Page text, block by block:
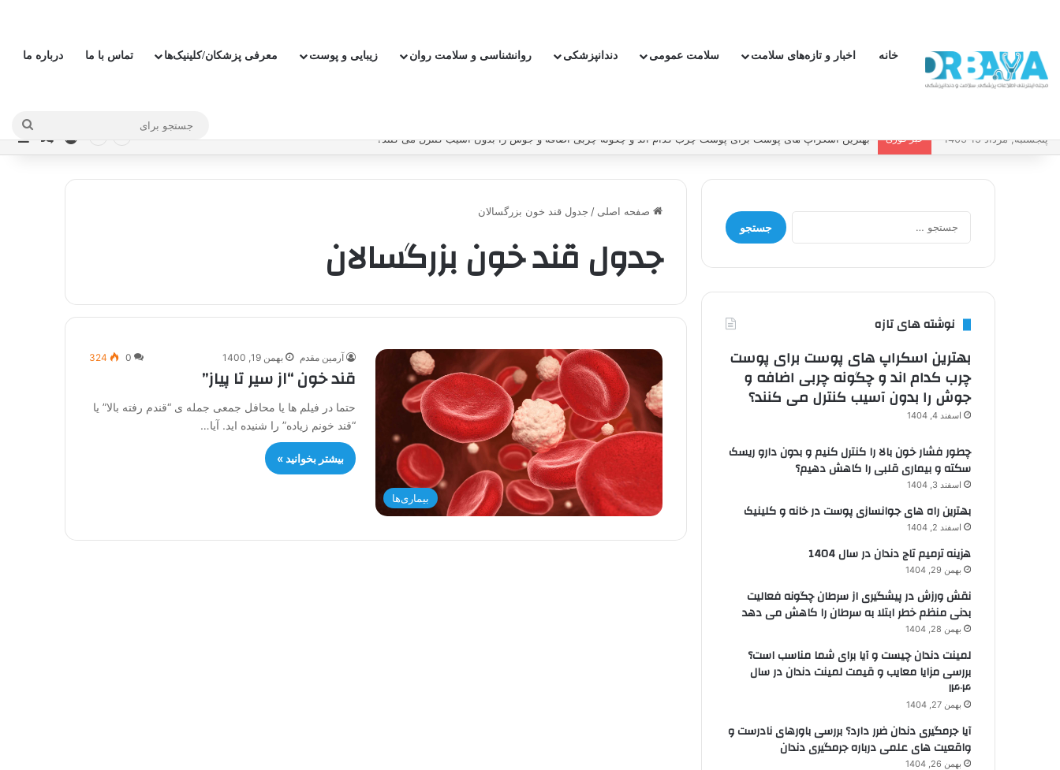
خانه اخبار و تازه‌های سلامت سلامت عمومی دندانپزشکی روانشناسی و سلامت روان زیبایی و پوست معرفی پزشکان/کلینیک‌ها تماس با ما درباره ما
برای
پنجشنبه, مرداد 15 1405 خبر فوری بهترین اسکراپ های پوست برای پوست چرب کدام اند و چگونه چربی اضافه و جوش را بدون آسیب کنترل می کنند؟ ورودنوشته
صفحه اصلی / جدول قند خون بزرگسالان
جدول قند خون بزرگسالان
بیماری‌ها
آرمین مقدم بهمن 19, 1400 0
324
قند خون “از سیر تا پیاز”
حتما در فیلم ها یا محافل جمعی جمله ی “قندم رفته بالا” یا
“قند خونم زیاده” را شنیده اید. آیا…
بیشتر بخوانید »
جستجو
برای:
نوشته های تازه
بهترین اسکراپ های پوست برای پوست
چرب کدام اند و چگونه چربی اضافه و
جوش را بدون آسیب کنترل می کنند؟
اسفند 4, 1404
چطور فشار خون بالا را کنترل کنیم و بدون دارو ریسک
سکته و بیماری قلبی را کاهش دهیم؟
اسفند 3, 1404
بهترین راه های جوانسازی پوست در خانه و کلینیک
اسفند 2, 1404
هزینه ترمیم تاج دندان در سال 1404
بهمن 29, 1404
نقش ورزش در پیشگیری از سرطان چگونه فعالیت
بدنی منظم خطر ابتلا به سرطان را کاهش می دهد
بهمن 28, 1404
لمینت دندان چیست و آیا برای شما مناسب است؟
بررسی مزایا معایب و قیمت لمینت دندان در سال
۱۴۰۴
بهمن 27, 1404
آیا جرمگیری دندان ضرر دارد؟ بررسی باورهای نادرست و
واقعیت های علمی درباره جرمگیری دندان
بهمن 26, 1404